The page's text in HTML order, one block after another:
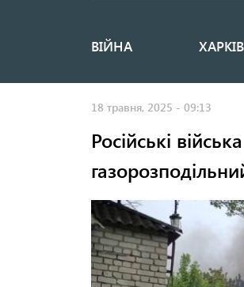
Основная
ВІЙНА ХАРКІВ
18 травня, 2025 - 09:13
Російські